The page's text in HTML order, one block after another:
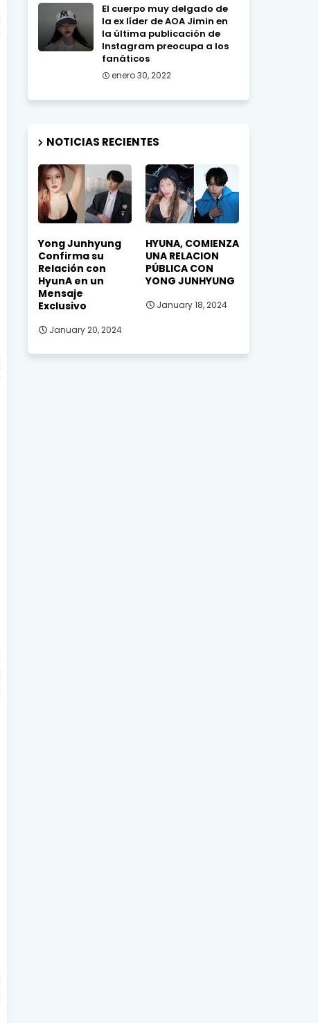
El cuerpo muy delgado de
la ex líder de AOA Jimin en
la última publicación de
Instagram preocupa a los
fanáticos
enero 30, 2022
NOTICIAS RECIENTES
Yong Junhyung
Confirma su
Relación con
HyunA en un
Mensaje
Exclusivo
January 20, 2024
HYUNA, COMIENZA
UNA RELACION
PÚBLICA CON
YONG JUNHYUNG
January 18, 2024